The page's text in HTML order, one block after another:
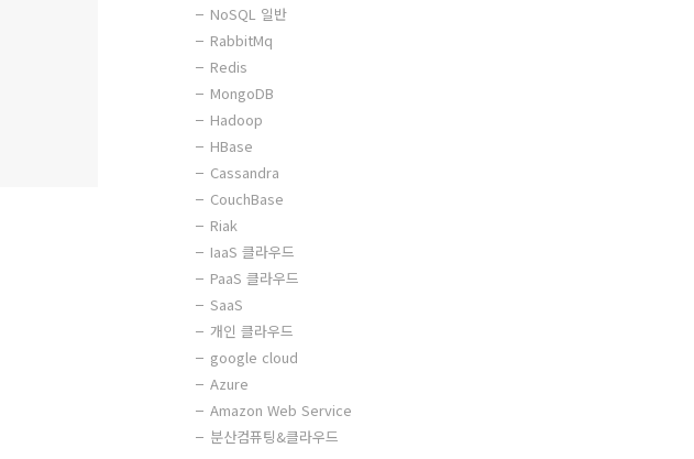
NoSQL 일반
RabbitMq
Redis
MongoDB
Hadoop
HBase
Cassandra
CouchBase
Riak
IaaS 클라우드
PaaS 클라우드
SaaS
개인 클라우드
google cloud
Azure
Amazon Web Service
분산컴퓨팅&클라우드